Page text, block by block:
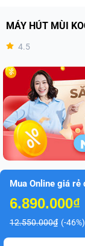
MÁY HÚT MÙI
4.5
Mua Online giá rẻ
6.890.000₫
12.550.000₫ (-46%)